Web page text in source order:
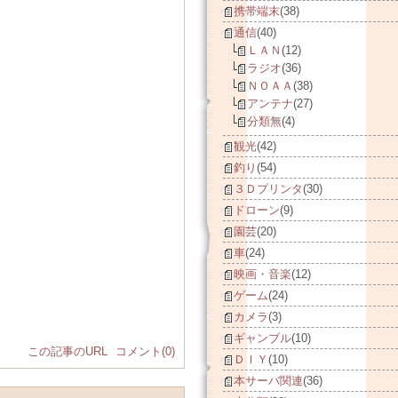
この記事のURL コメント(0)
携帯端末(38)
通信(40)
ＬＡＮ (12)
ラジオ(36)
ＮＯＡＡ (38)
アンテナ(27)
分類無(4)
観光(42)
釣り (54)
３Ｄプリンタ(30)
ドローン(9)
園芸(20)
車(24)
映画・音楽(12)
ゲーム(24)
カメラ(3)
ギャンブル(10)
ＤＩＹ (10)
本サーバ関連(36)